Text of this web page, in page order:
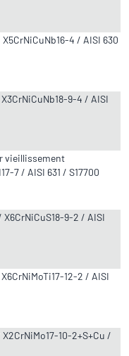
4 / AISI 630
9-4 / AISI
vieillissement
7 / AISI 631 / S17700
9-2 / AISI
12-2 / AISI
10-2+S+Cu /